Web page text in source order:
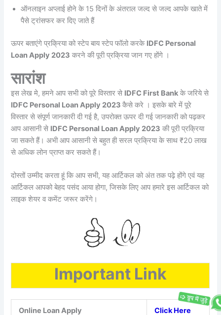
ऑनलाइन अप्लाई होने के 15 दिनों के अंतराल जल्द से जल्द आपके खाते में
पैसे ट्रांसफर कर दिए जाते हैं
ऊपर बताएंगे प्रक्रिया को स्टेप बाय स्टेप फॉलो करके IDFC Personal
Loan Apply 2023 करने की पूरी प्रक्रिया जान गए होंगे ।
सारांश
इस लेख मे, हमने आप सभी को पूरे विस्तार से IDFC First Bank के जरिये से
IDFC Personal Loan Apply 2023 कैसे करे । इसके बारे में पूरे
विस्तार से संपूर्ण जानकारी दी गई है, उपरोक्त ऊपर दी गई जानकारी को पढ़कर
आप आसानी से IDFC Personal Loan Apply 2023 की पूरी प्रक्रिया
जा सकते हैं। अभी आप आसानी से बहुत ही सरल प्रक्रिया के साथ ₹20 लाख
से अधिक लोन प्राप्त कर सकते हैं।
दोस्तों उम्मीद करता हूं कि आप सभी, यह आर्टिकल को अंत तक पढ़े होंगे एवं यह
आर्टिकल आपको बेहद पसंद आया होगा, जिसके लिए आप हमारे इस आर्टिकल को
लाइक शेयर व कमेंट जरूर करेंगे।
Important Link
Online Loan Apply Click Here